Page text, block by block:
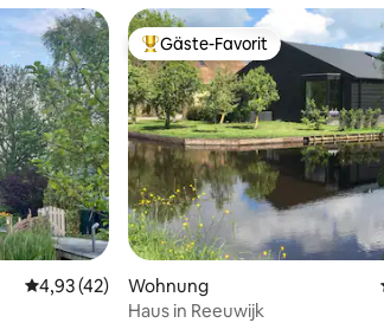
Bewertungen
Durchschnittliche Bewertung: 4,93 von 5,
4,93 (42)
Beliebter Gäste-Favorit.
Gäste-Favorit
Wohnung
Haus in Reeuwijk